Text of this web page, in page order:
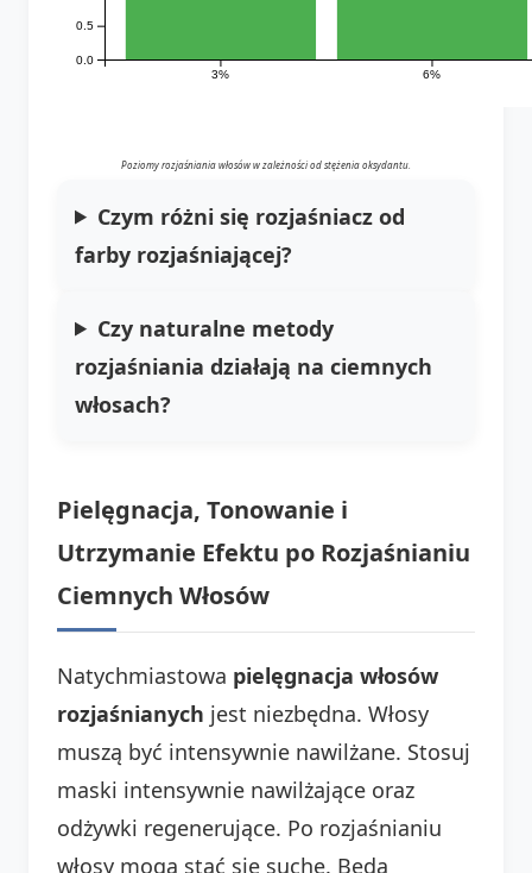
3% 6%
0.0
0.5
Poziomy rozjaśniania włosów w zależności od stężenia oksydantu.
Czym różni się rozjaśniacz od
farby rozjaśniającej?
Czy naturalne metody
rozjaśniania działają na ciemnych
włosach?
Pielęgnacja, Tonowanie i
Utrzymanie Efektu po Rozjaśnianiu
Ciemnych Włosów
Natychmiastowa pielęgnacja włosów
rozjaśnianych jest niezbędna. Włosy
muszą być intensywnie nawilżane. Stosuj
maski intensywnie nawilżające oraz
odżywki regenerujące. Po rozjaśnianiu
włosy mogą stać się suche. Będą